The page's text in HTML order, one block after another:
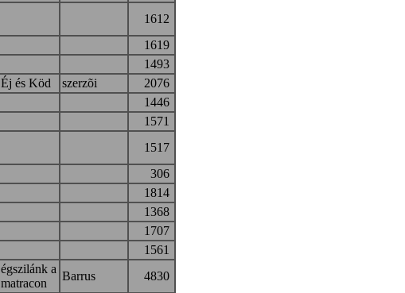
1612
1619
1493
Éj és Köd szerzõi
2076
1446
1571
1517
306
1814
1368
1707
1561
égszilánk a
matracon
Barrus
4830